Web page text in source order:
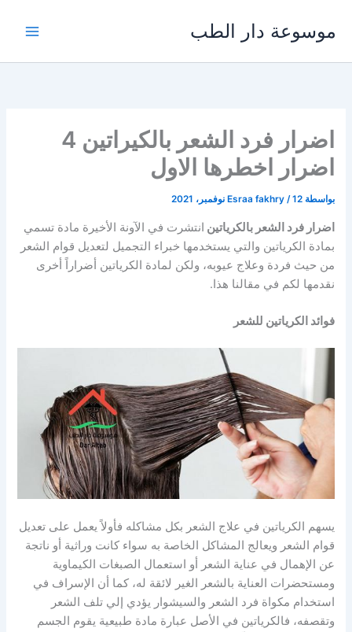
المحتوى
موسوعة دار الطب
اضرار فرد الشعر بالكيراتين 4
اضرار اخطرها الاول
بواسطة Esraa fakhry /12 نوفمبر، 2021
اضرار فرد الشعر بالكرياتين انتشرت في الآونة الأخيرة مادة تسمي
بمادة الكرياتين والتي يستخدمها خبراء التجميل لتعديل قوام الشعر
من حيث فردة وعلاج عيوبه، ولكن لمادة الكرياتين أضراراً أخرى
نقدمها لكم في مقالنا هذا.
فوائد الكرياتين للشعر
يسهم الكرياتين في علاج الشعر بكل مشاكله فأولاً يعمل على تعديل
قوام الشعر ويعالج المشاكل الخاصة به سواء كانت وراثية أو ناتجة
عن الإهمال في عناية الشعر أو استعمال الصبغات الكيماوية
ومستحضرات العناية بالشعر الغير لائقة له، كما أن الإسراف في
استخدام مكواة فرد الشعر والسيشوار يؤدي إلي تلف الشعر
وتقصفه، فالكرياتين في الأصل عبارة مادة طبيعية يقوم الجسم